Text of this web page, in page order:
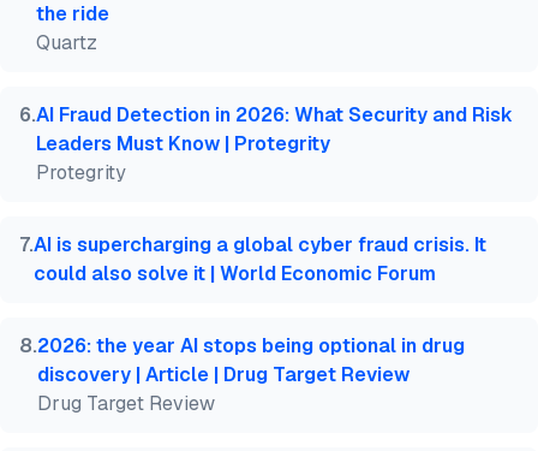
the ride
Quartz
6.AI Fraud Detection in 2026: What Security and Risk
Leaders Must Know | Protegrity
Protegrity
7.AI is supercharging a global cyber fraud crisis. It
could also solve it | World Economic Forum
8.2026: the year AI stops being optional in drug
discovery | Article | Drug Target Review
Drug Target Review